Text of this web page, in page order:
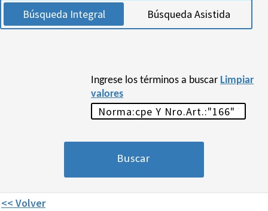
Búsqueda Integral Búsqueda Asistida
Ingrese los términos a buscar Limpiar
valores
<< Volver